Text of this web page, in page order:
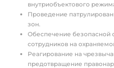
внутриобъектового
Проведение
зон.
Обеспечение безопасной
сотрудников на
Реагирование на
предотвращение